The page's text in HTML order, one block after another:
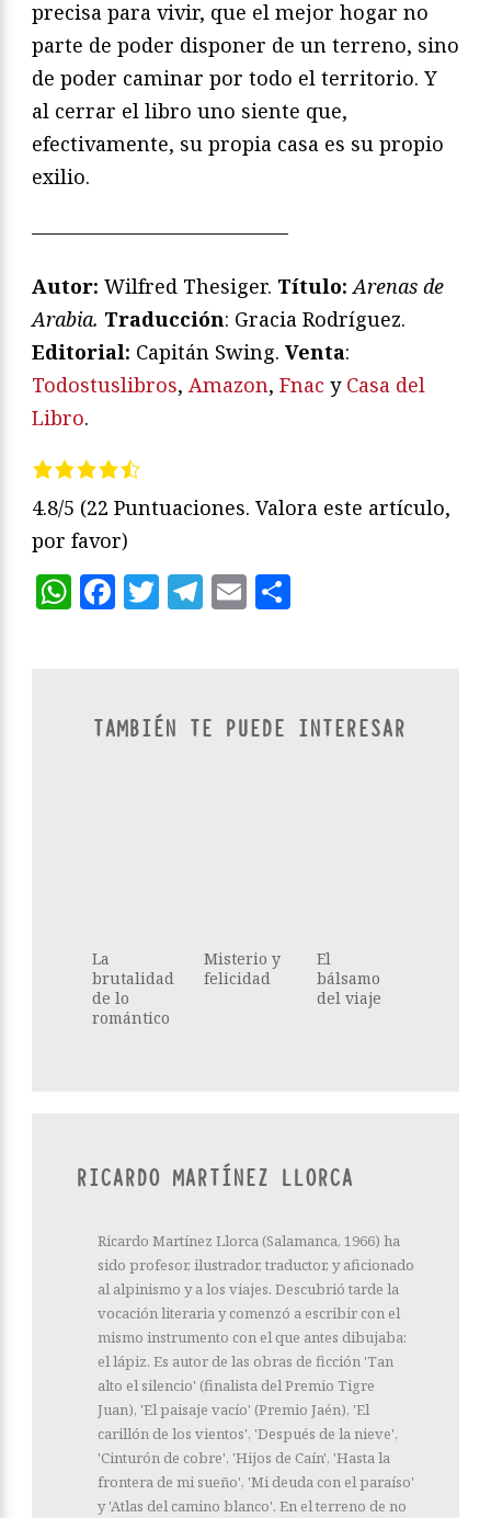
precisa para vivir, que el mejor hogar no
parte de poder disponer de un terreno, sino
de poder caminar por todo el territorio. Y
al cerrar el libro uno siente que,
efectivamente, su propia casa es su propio
exilio.
—————————————
Autor: Wilfred Thesiger. Título:Arenas de
Arabia. Traducción: Gracia Rodríguez.
Editorial: Capitán Swing. Venta:
Todostuslibros, Amazon, Fnac y Casa del
Libro.
4.8/5 (22 Puntuaciones. Valora este artículo,
por favor)
WhatsApp
Facebook
Twitter
Telegram
Email
TAMBIÉN TE PUEDE INTERESAR
La
brutalidad
de lo
romántico
Misterio y
felicidad
El
bálsamo
del viaje
RICARDO MARTÍNEZ LLORCA
Ricardo Martínez Llorca
(Salamanca, 1966) ha sido
profesor, ilustrador, traductor, y
aficionado al alpinismo y a los
viajes. Descubrió tarde la
vocación literaria y comenzó a
escribir con el mismo
instrumento con el que antes
dibujaba: el lápiz. Es autor de
las obras de ficción 'Tan alto el
silencio' (finalista del Premio
Tigre Juan), 'El paisaje vacío'